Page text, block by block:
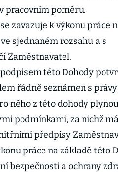
pracovním poměru.
k výkonu práce na
sjednaném rozsahu a s
Zaměstnavatel.
této Dohody
řádně seznámen s právy a
něho z této dohody plynou,
podmínkami, za nichž má
předpisy
práce na základě této
bezpečnosti a ochrany